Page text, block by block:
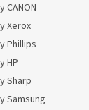
CANON
Xerox
Phillips
HP
Sharp
Samsung